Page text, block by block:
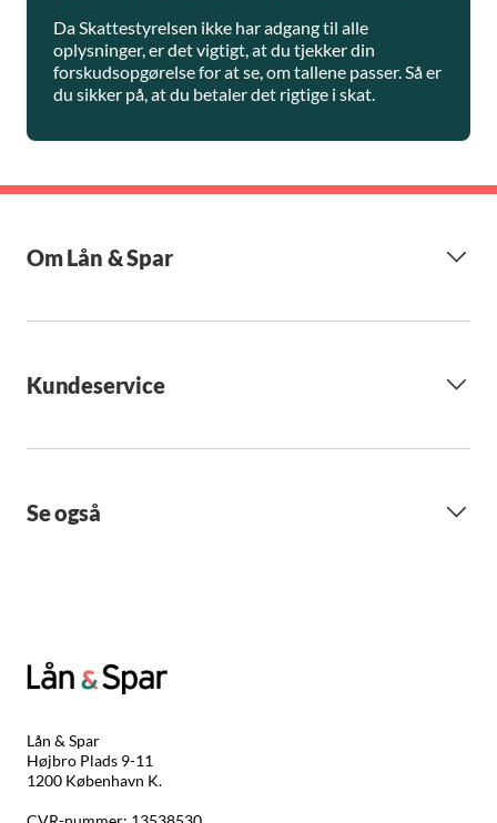
Da Skattestyrelsen ikke har adgang til alle
oplysninger, er det vigtigt, at du tjekker din
forskudsopgørelse for at se, om tallene passer. Så er
du sikker på, at du betaler det rigtige i skat.
Om Lån & Spar
Kundeservice
Se også
Lån & Spar
Højbro Plads 9-11
1200 København K.